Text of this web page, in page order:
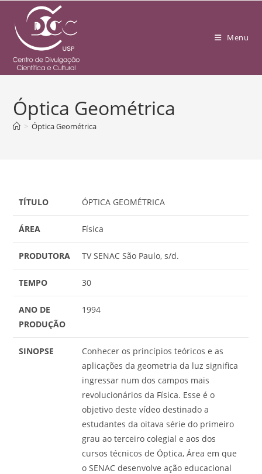
Menu
Óptica Geométrica
> Óptica Geométrica
TÍTULO ÓPTICA GEOMÉTRICA
ÁREA Física
PRODUTORA TV SENAC São Paulo, s/d.
TEMPO 30
ANO DE
PRODUÇÃO
1994
SINOPSE
Conhecer os princípios teóricos e as
aplicações da geometria da luz significa
ingressar num dos campos mais
revolucionários da Física. Esse é o
objetivo deste vídeo destinado a
estudantes da oitava série do primeiro
grau ao terceiro colegial e aos dos
cursos técnicos de Óptica, Área em que
o SENAC desenvolve ação educacional